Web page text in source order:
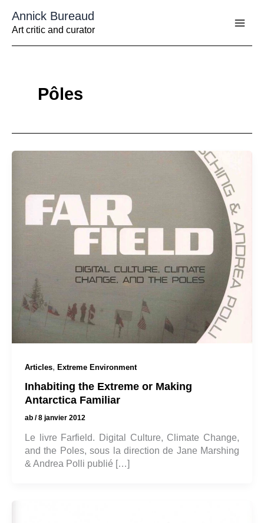
contenu
Annick Bureaud
Art critic and curator
Pôles
Articles, Extreme Environment
Inhabiting the Extreme or Making
Antarctica Familiar
ab /8 janvier 2012
Le livre Farfield. Digital Culture, Climate Change,
and the Poles, sous la direction de Jane Marshing
& Andrea Polli publié […]